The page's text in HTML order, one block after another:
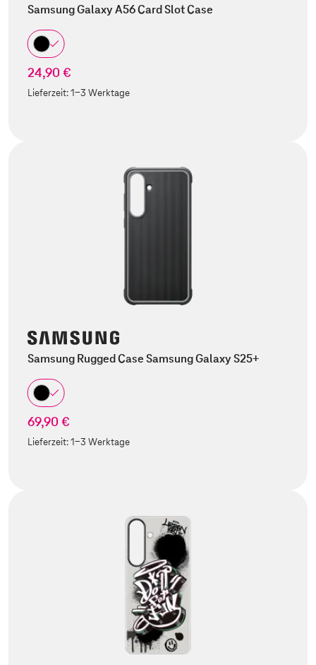
Samsung Galaxy A56 Card Slot Case
24,90 €
Lieferzeit:1-3 Werktage
Samsung Rugged Case Samsung Galaxy S25+
69,90 €
Lieferzeit:1-3 Werktage